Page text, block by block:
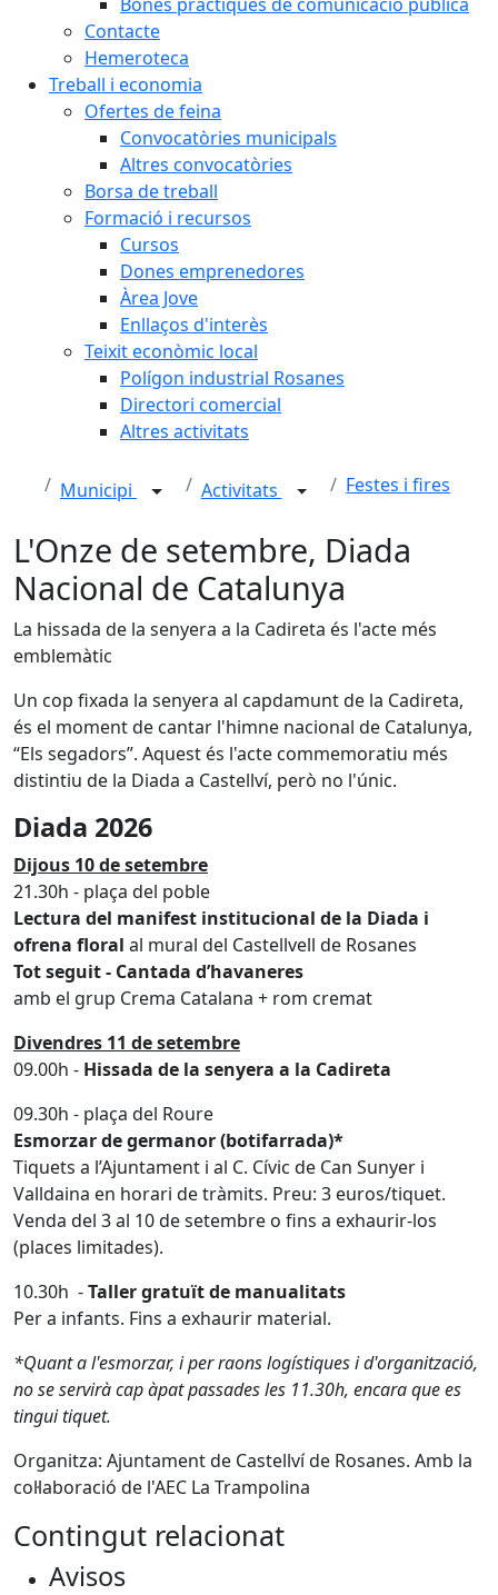
Contacte
Hemeroteca
Treball i economia
Ofertes de feina
Convocatòries municipals
Altres convocatòries
Borsa de treball
Formació i recursos
Cursos
Dones emprenedores
Àrea Jove
Enllaços d'interès
Teixit econòmic local
Polígon industrial Rosanes
Directori comercial
Altres activitats
Municipi Activitats Festes i fires
L'Onze de setembre, Diada
Nacional de Catalunya
La hissada de la senyera a la Cadireta és l'acte més
emblemàtic
Un cop fixada la senyera al capdamunt de la Cadireta,
és el moment de cantar l'himne nacional de Catalunya,
“Els segadors”. Aquest és l'acte commemoratiu més
distintiu de la Diada a Castellví, però no l'únic.
Diada 2026
Dijous 10 de setembre
21.30h - plaça del poble
Lectura del manifest institucional de la Diada i
ofrena floral al mural del Castellvell de Rosanes
Tot seguit - Cantada d’havaneres
amb el grup Crema Catalana + rom cremat
Divendres 11 de setembre
09.00h - Hissada de la senyera a la Cadireta
09.30h - plaça del Roure
Esmorzar de germanor (botifarrada)*
Tiquets a l’Ajuntament i al C. Cívic de Can Sunyer i
Valldaina en horari de tràmits. Preu: 3 euros/tiquet.
Venda del 3 al 10 de setembre o fins a exhaurir-los
(places limitades).
10.30h -Taller gratuït de manualitats
Per a infants. Fins a exhaurir material.
*Quant a l'esmorzar, i per raons logístiques i d'organització,
no se servirà cap àpat passades les 11.30h, encara que es
tingui tiquet.
Organitza: Ajuntament de Castellví de Rosanes. Amb la
col·laboració de l'AEC La Trampolina
Contingut relacionat
Avisos